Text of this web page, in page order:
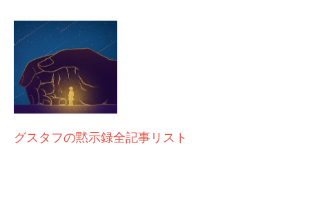
グスタフの黙示録全記事リスト